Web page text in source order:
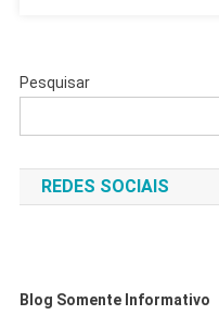
Pesquisar
REDES SOCIAIS
Blog Somente Informativo